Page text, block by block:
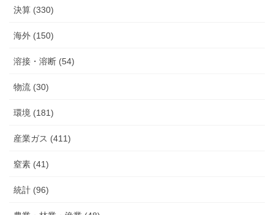
決算 (330)
海外 (150)
溶接・溶断 (54)
物流 (30)
環境 (181)
産業ガス (411)
窒素 (41)
統計 (96)